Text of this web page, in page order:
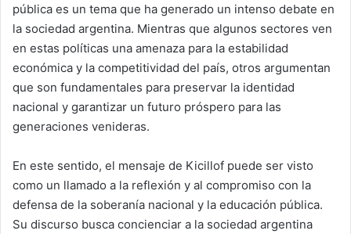
pública es un tema que ha generado un intenso debate en
la sociedad argentina. Mientras que algunos sectores ven
en estas políticas una amenaza para la estabilidad
económica y la competitividad del país, otros argumentan
que son fundamentales para preservar la identidad
nacional y garantizar un futuro próspero para las
generaciones venideras.
En este sentido, el mensaje de Kicillof puede ser visto
como un llamado a la reflexión y al compromiso con la
defensa de la soberanía nacional y la educación pública.
Su discurso busca concienciar a la sociedad argentina